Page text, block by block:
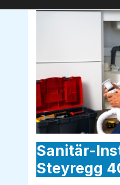
Sanitär-
Steyregg